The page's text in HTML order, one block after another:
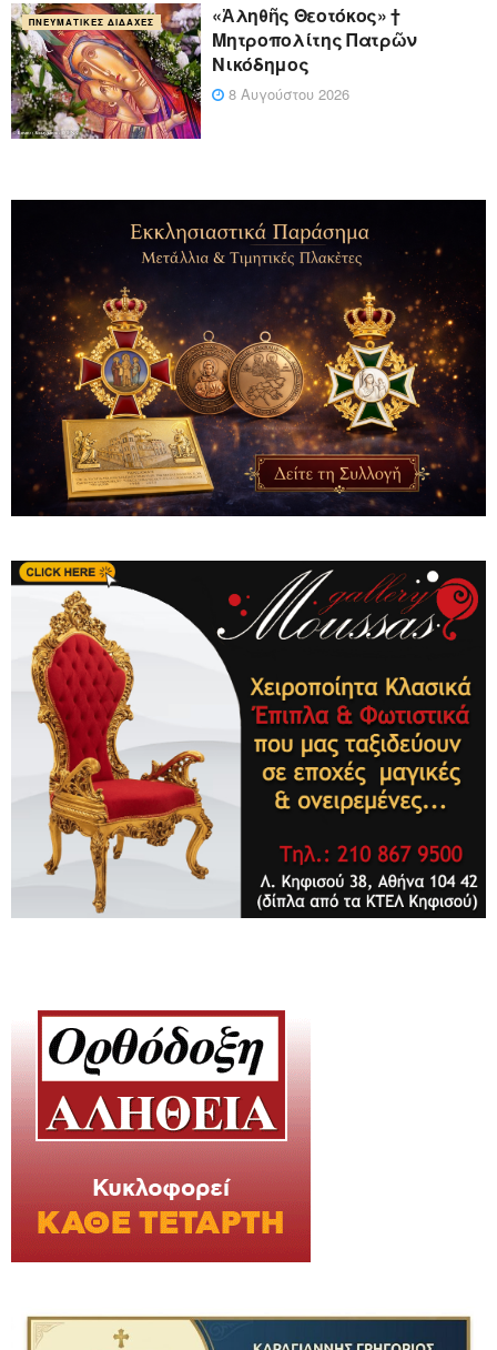
ΠΝΕΥΜΑΤΙΚΈΣ ΔΙΔΑΧΈΣ
«Ἀληθῆς Θεοτόκος» †
Μητροπολίτης Πατρῶν
Νικόδημος
8 Αυγούστου 2026